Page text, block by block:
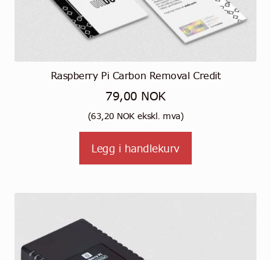
Raspberry Pi Carbon Removal Credit
79,00 NOK
(63,20 NOKekskl. mva)
Legg i handlekurv